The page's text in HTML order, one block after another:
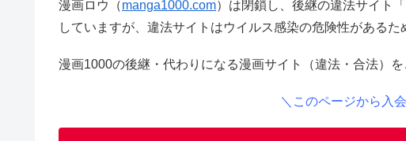
漫画ロウ（manga1000.com）は閉鎖し、後継の違法サイト「
していますが、違法サイトはウイルス感染の危険性があるた
漫画1000の後継・代わりになる漫画サイト（違法・合法）を
＼このページから入